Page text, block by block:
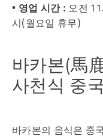
• 영업 시간 : 오전
시(월요일 휴무)
바카본(馬
사천식 중
바카본의 음식은 중